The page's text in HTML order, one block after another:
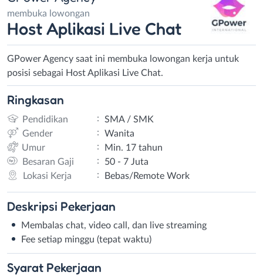
membuka lowongan
Host Aplikasi Live Chat
GPower Agency saat ini membuka lowongan kerja untuk
posisi sebagai Host Aplikasi Live Chat.
Ringkasan
Pendidikan :
SMA / SMK
Gender
:
Wanita
Umur
:
Min. 17 tahun
Besaran Gaji
:
50 - 7 Juta
Lokasi Kerja
: Bebas/Remote Work
Deskripsi Pekerjaan
Membalas chat, video call, dan live streaming
Fee setiap minggu (tepat waktu)
Syarat Pekerjaan